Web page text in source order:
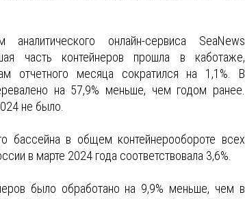
аналитического онлайн-сервиса SeaNews
часть контейнеров прошла в каботаже,
отчетного месяца сократился на 1,1%. В
на 57,9% меньше, чем годом ранее.
не было.
бассейна в общем контейнерообороте всех
в марте 2024 года соответствовала 3,6%.
было обработано на 9,9% меньше, чем в